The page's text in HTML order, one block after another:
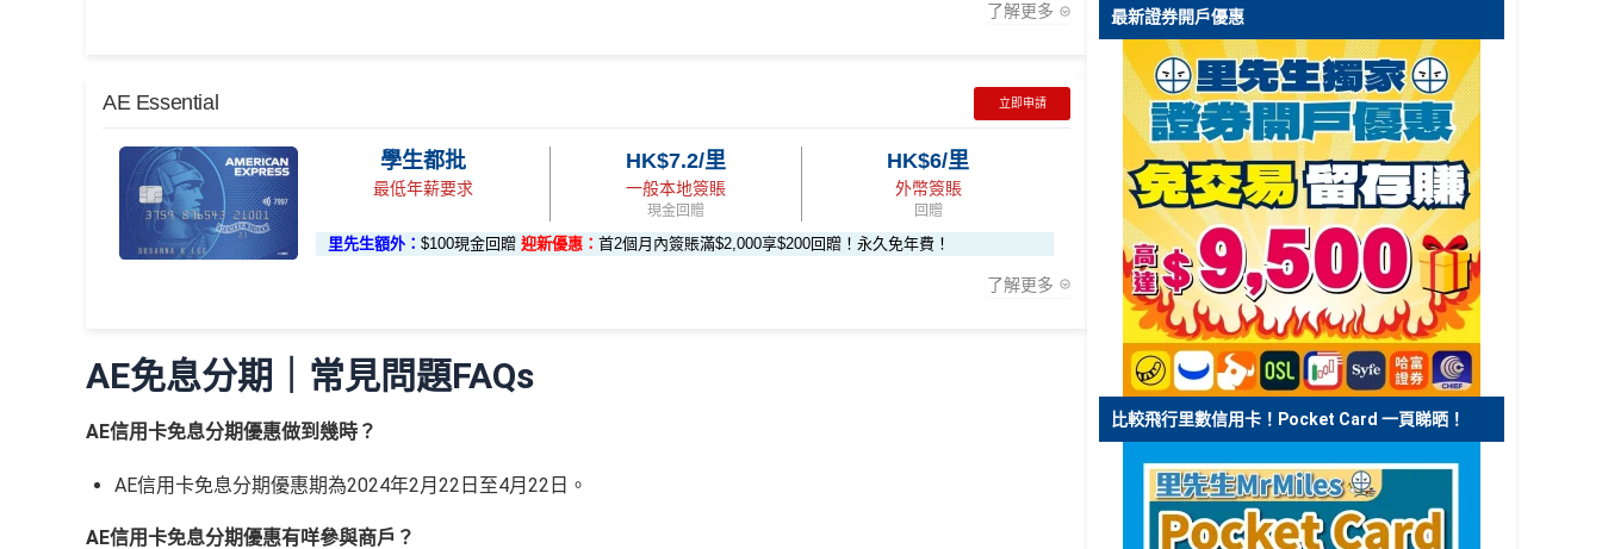
額外迎新獎賞
本地簽賬 6X + 基本 3X
HK$12,000 本地簽賬)
• 首 HK$7,000 享 6X 積分 (食盡每季HK$15,000上限)
• 餘下 HK$5,000 享基本 3X 積分
57,000 AE積分
(相當於 3,166 里數)
外幣簽賬 10.75X (第一階段
額外外幣簽賬 HK$10,000*10.75X 積分(食盡每季
107,500 AE積分
八達通增值回贈
Watch / Android) 單次增值滿 HK$600
申請完填 FormMrMiles.hk/exp-form
金#
以上迎新連同基本積分合共有 高達1,440,000 AE積分(=80,000里數) + HK$50簽賬回贈
獎賞由AE直接存入。
同埋88里賞金#(由里先生派出)。 ：迎新高達76萬AE
(可換42,222里)+88里賞金#(由里
先生派出)迎新資格：現時持有或於申請日期起計過去 12 個月內曾持有或取消任何由美國運通香港批核的信用卡或簽賬
卡迎新
現有客戶迎新優惠詳情
簽賬回
贈
首3個月內用基本卡或附屬卡為手機八達通包括iPhone、Apple Watch或Android手機，單次增值淨HK$6
以Pay with points max每260＝$1^可換HK$923，換酒店分/里數或禮品價值會更高！）如果有大額簽賬如醫院或保
#每1里賞金 ≈ HK$1，可兌換FPS轉數快回贈！詳情 MrMiles.hk/mmcredit
✅優點
（主卡及附屬卡）
Cafe Deco Group指定餐廳惠顧晚膳堂食自主餐牌食品﹐星期一至四：2-3人有6折，4-12人有75折
/ 星期五至日：2-12人有75折
（主卡）美心指定中西食府惠顧晚膳堂食自主餐牌食品﹐星期一至四：2-3人有6折，4-12人有75折 / 星期五至日：2
-12人有75折
（主卡及附屬卡）惠顧聘珍樓、名都酒樓及名都﹐晚膳堂食自選主餐牌食品及飲品有7折
（主卡及附屬卡）
Mira Dining 旗下指定餐廳國金軒 (ifc)、 翠亨邨，
了解更多
AE Blue Cash
信用卡迎新賺回贈
由2026年8月1日至8月31日期間，迎新簽HK$6,000賺到：
首2個月內累積簽賬滿HK$6,000賺 HK$500簽賬回贈
申請完填FormMrMiles.hk/bc-form賺多
edit
✅優點
所有回贈直接以現金形式直接入落信用卡statement
AE Essential 立即申請
學生都批
最低年薪要求
HK$7.2/里
一般本地簽賬
現金回贈
HK$6/里
外幣簽賬
回贈
里先生額外： $100現金回贈 迎新優惠： 首2個月內簽賬滿$2,000享$200回贈！永久免年費！
了解更多
AE Essential信用卡迎新
迎新項目 條件(於首2個月內做)
AE免息分期｜常見問題FAQs
AE信用卡免息分期優惠做到幾時？
AE信用卡免息分期優惠期為2024年2月22日至4月22日。
AE信用卡免息分期優惠有咩參與商戶？
最新證券開戶優惠
比較飛行里數信用卡！Pocket Card 一頁睇晒！